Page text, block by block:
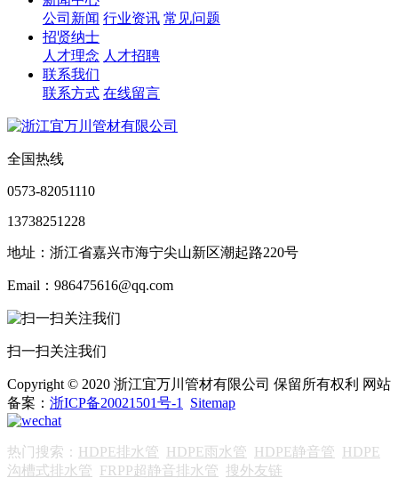
公司新闻 行业资讯 常见问题
招贤纳士
人才理念 人才招聘
联系我们
联系方式 在线留言
全国热线
0573-82051110
13738251228
地址：浙江省嘉兴市海宁尖山新区潮起路220号
Email：986475616@qq.com
扫一扫关注我们
Copyright © 2020 浙江宜万川管材有限公司 保留所有权利 网站
备案： 浙ICP备20021501号-1 Sitemap
热门搜索： HDPE排水管 HDPE雨水管 HDPE静音管 HDPE
沟槽式排水管 FRPP超静音排水管 搜外友链